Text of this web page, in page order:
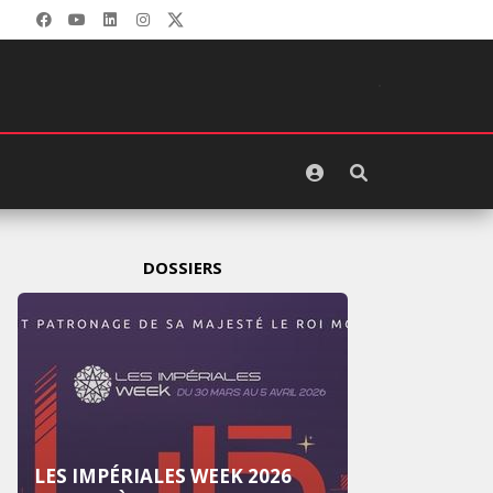
DOSSIERS
LES IMPÉRIALES WEEK 2026